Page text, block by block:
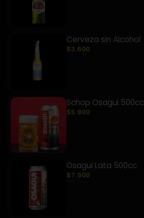
Cerveza sin Alcohol
$3.600
Schop Osagui 500cc
$5.900
Osagui Lata 500cc
$7.900